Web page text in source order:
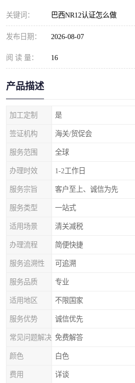
关键词： 巴西NR12认证怎么做
发布日期： 2026-08-07
阅 读 量： 16
产品描述
加工定制 是
签证机构 海关/贸促会
服务范围 全球
办理时效 1-2工作日
服务宗旨 客户至上、诚信为先
服务类型 一站式
适用场景 清关减税
办理流程 简便快捷
服务追溯性 可追溯
服务品质 专业
适用地区 不限国家
服务优势 诚信优先
常见问题解决 免费解答
颜色 白色
费用 详谈